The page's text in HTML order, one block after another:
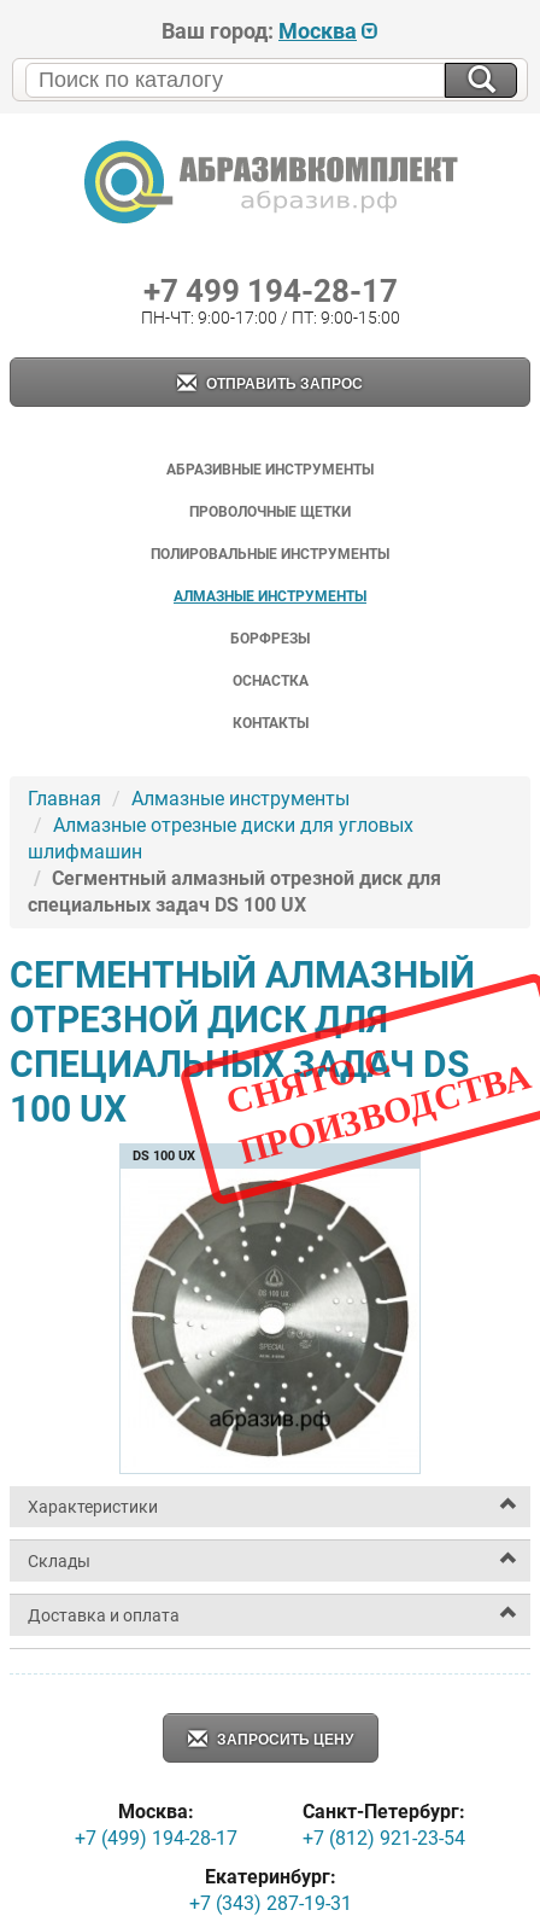
Ваш город: Москва
+7 499 194-28-17
ПН-ЧТ: 9:00-17:00 / ПТ: 9:00-15:00
ОТПРАВИТЬ ЗАПРОС
АБРАЗИВНЫЕ ИНСТРУМЕНТЫ
ПРОВОЛОЧНЫЕ ЩЕТКИ
ПОЛИРОВАЛЬНЫЕ ИНСТРУМЕНТЫ
АЛМАЗНЫЕ ИНСТРУМЕНТЫ
БОРФРЕЗЫ
ОСНАСТКА
КОНТАКТЫ
Главная
Алмазные инструменты
Алмазные отрезные диски для угловых
шлифмашин
Сегментный алмазный отрезной диск для
специальных задач DS 100 UX
СЕГМЕНТНЫЙ АЛМАЗНЫЙ
ОТРЕЗНОЙ ДИСК ДЛЯ
СПЕЦИАЛЬНЫХ ЗАДАЧ DS
100 UX
С
Н
Я
Т
О
С
П
Р
О
И
З
В
О
Д
С
Т
В
А
DS 100 UX
Характеристики
Склады
Доставка и оплата
ЗАПРОСИТЬ ЦЕНУ
Москва:
+7 (499) 194-28-17
Санкт-Петербург:
+7 (812) 921-23-54
Екатеринбург:
+7 (343) 287-19-31